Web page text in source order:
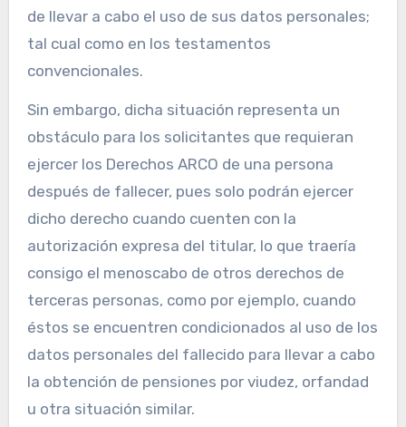
de llevar a cabo el uso de sus datos personales;
tal cual como en los testamentos
convencionales.
Sin embargo, dicha situación representa un
obstáculo para los solicitantes que requieran
ejercer los Derechos ARCO de una persona
después de fallecer, pues solo podrán ejercer
dicho derecho cuando cuenten con la
autorización expresa del titular, lo que traería
consigo el menoscabo de otros derechos de
terceras personas, como por ejemplo, cuando
éstos se encuentren condicionados al uso de los
datos personales del fallecido para llevar a cabo
la obtención de pensiones por viudez, orfandad
u otra situación similar.